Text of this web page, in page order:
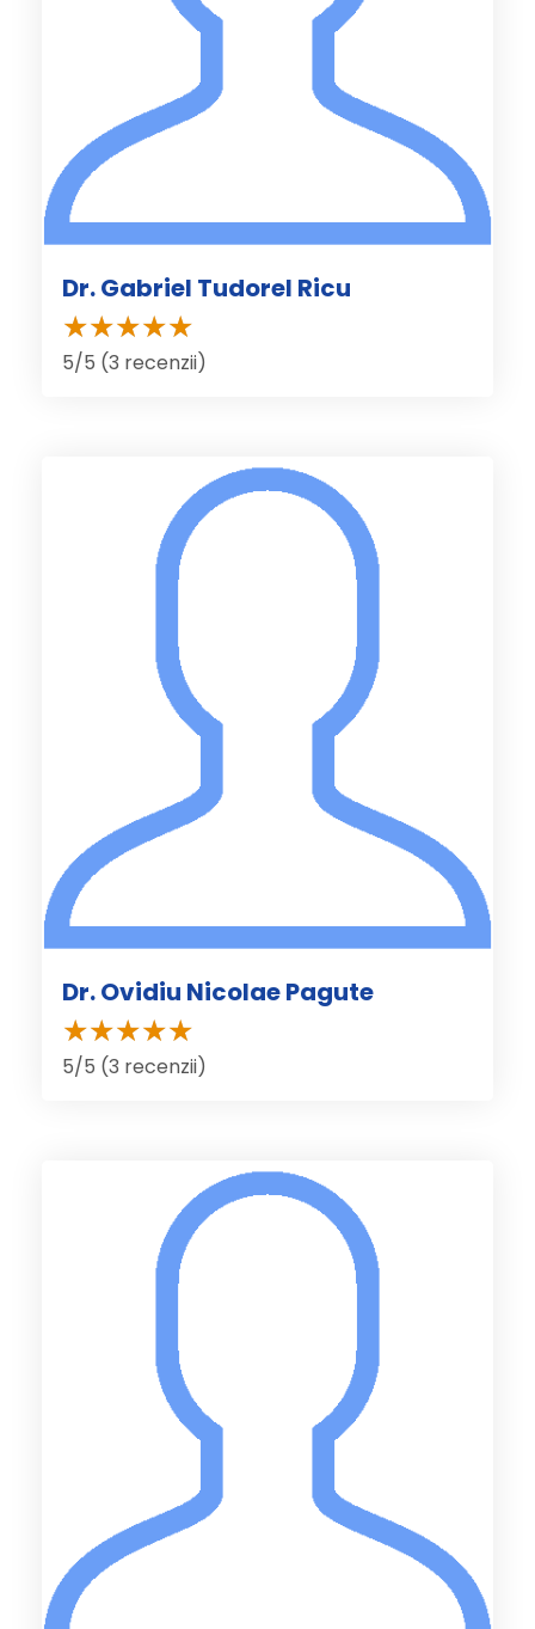
Dr. Gabriel Tudorel Ricu
5/5 (3 recenzii)
Dr. Ovidiu Nicolae Pagute
5/5 (3 recenzii)